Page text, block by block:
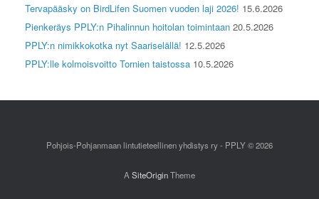
Tervapääsky on BirdLifen Suomen vuoden laji 2026! 15.6.2026
Pienkeräys PPLY:n Pihalinnun hoitolan toimintaan 20.5.2026
PPLY:n nimikkokotka nyt Saariselällä! 12.5.2026
PPLY:lle kolmoisvoitto Tornien taistossa 10.5.2026
Pohjois-Pohjanmaan lintutieteellinen yhdistys ry - PPLY © 2026
A SiteOriginTheme